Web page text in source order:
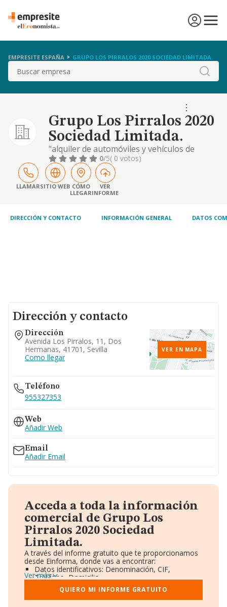
EMPRESITE ESPAÑA GRUPO LOS PIRRALOS 2020 SOCIEDAD LIMITADA.
Buscar
Grupo Los Pirralos 2020
Sociedad Limitada.
"alquiler de automóviles y vehículos de
motor ligeros, con código cnae 7711: alquiler
de otros efectos personales y artículos de
uso doméstico, con código cnae 7729;
alquiler de maquinaria y equipo .de oficina,
incluidos ordenadores, con código cnae
pintura.
0/5( 0 votos)
LLAMARSITIO WEB CÓMO
LLEGAR
VER
INFORME
DIRECCIÓN Y CONTACTO INFORMACIÓN GENERAL DATOS
Dirección y contacto
Dirección
Avenida Los Pirralos, 11, Dos
Hermanas, 41701, Sevilla
Como llegar
VER EN MAPA
Teléfono
955327353
Web
Añadir Web
Email
Añadir Email
Acceda a toda la información
comercial de Grupo Los
Pirralos 2020 Sociedad
Limitada.
A través del informe gratuito que te proporcionamos
desde Einforma, donde vas a encontrar:
Datos identificativos: Denominación, CIF,
Teléfono, Domicilio.
Informe Mercantil Completo (BORME).
Gráficos de Evolución Ventas y Empleados.
Consejo de Administración y Administradores.
Ver más
QUIERO MI INFORME GRATUITO